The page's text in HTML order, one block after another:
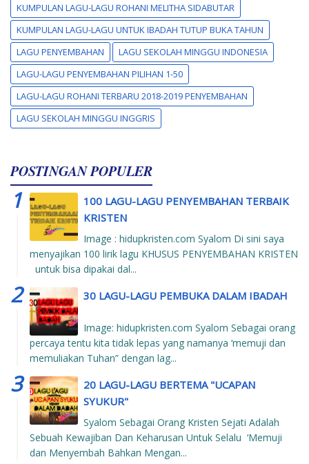
KUMPULAN LAGU-LAGU ROHANI MELITHA SIDABUTAR
KUMPULAN LAGU-LAGU UNTUK IBADAH TUTUP BUKA TAHUN
LAGU PENYEMBAHAN
LAGU SEKOLAH MINGGU INDONESIA
LAGU-LAGU PENYEMBAHAN PILIHAN 1-50
LAGU-LAGU ROHANI TERBARU 2018-2019 PENYEMBAHAN
LAGU SEKOLAH MINGGU INGGRIS
POSTINGAN POPULER
100 LAGU-LAGU PENYEMBAHAN TERBAIK
KRISTEN
Image : hidupkristen.com Syalom Di sini saya
menyajikan 100 lirik lagu KHUSUS PENYEMBAHAN KRISTEN
untuk bisa dipakai dal...
30 LAGU-LAGU PEMBUKA DALAM IBADAH
Image: hidupkristen.com Syalom Sebagai orang
percaya tentu kita tidak lepas yang namanya ‘memuji dan
memuliakan Tuhan” dengan lag...
20 LAGU-LAGU BERTEMA "UCAPAN
SYUKUR"
Syalom Sebagai Orang Kristen Sejati Adalah
Sebuah Kewajiban Dan Keharusan Untuk Selalu ‘Memuji
dan Menyembah Bahkan Mengan...